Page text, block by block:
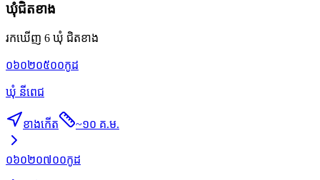
ឃុំជិតខាង
រកឃើញ 6 ឃុំ ជិតខាង
០៦០២០៥០០កូដ
ឃុំ នីពេជ
ខាងកើត ~១០ គ.ម.
០៦០២០៧០០កូដ